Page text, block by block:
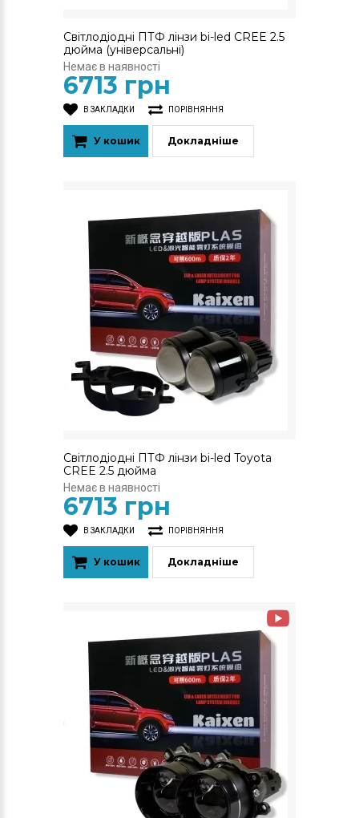
Світлодіодні ПТФ лінзи bi-led CREE 2.5
дюйма (універсальні)
Немає в наявності
6713 грн
В ЗАКЛАДКИ ПОРІВНЯННЯ
У кошик Докладніше
Світлодіодні ПТФ лінзи bi-led Toyota
CREE 2.5 дюйма
Немає в наявності
6713 грн
В ЗАКЛАДКИ ПОРІВНЯННЯ
У кошик Докладніше